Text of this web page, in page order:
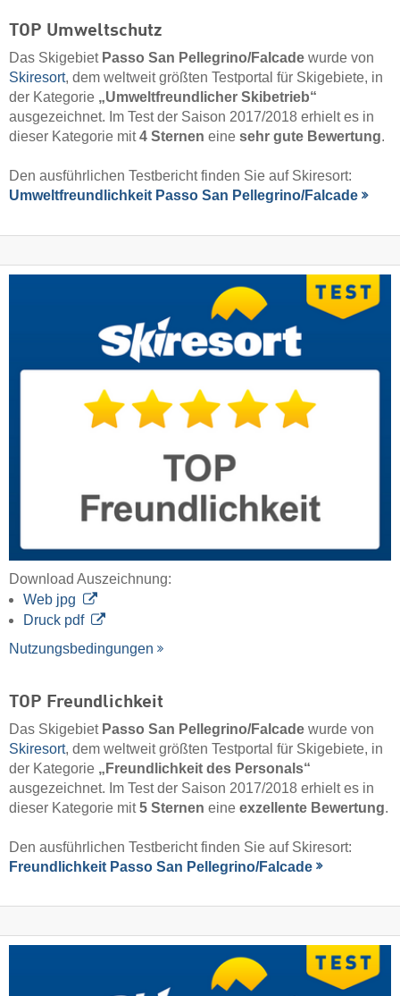
TOP Umweltschutz
Das Skigebiet Passo San Pellegrino/​Falcade wurde von
Skiresort, dem weltweit größten Testportal für Skigebiete, in
der Kategorie „Umweltfreundlicher Skibetrieb“
ausgezeichnet. Im Test der Saison 2017/2018 erhielt es in
dieser Kategorie mit4 Sternen eine sehr gute Bewertung.
Den ausführlichen Testbericht finden Sie auf Skiresort:
Umweltfreundlichkeit Passo San Pellegrino/​Falcade
Download Auszeichnung:
Web jpg
Druck pdf
Nutzungsbedingungen
TOP Freundlichkeit
Das Skigebiet Passo San Pellegrino/​Falcade wurde von
Skiresort, dem weltweit größten Testportal für Skigebiete, in
der Kategorie „Freundlichkeit des Personals“
ausgezeichnet. Im Test der Saison 2017/2018 erhielt es in
dieser Kategorie mit5 Sternen eine exzellente Bewertung.
Den ausführlichen Testbericht finden Sie auf Skiresort:
Freundlichkeit Passo San Pellegrino/​Falcade